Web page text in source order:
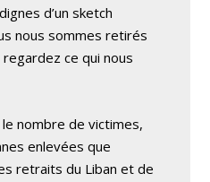
d’un sketch
nous sommes retirés
ce qui nous
nombre de victimes,
enlevées que
retraits du Liban et de